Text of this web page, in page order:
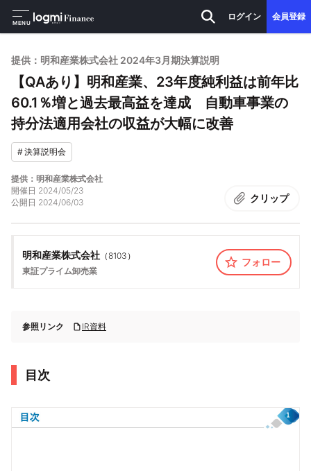
MENU
ログイン 会員登録
提供：明和産業株式会社 2024年3月期決算説明
【QAあり】明和産業、23年度純利益は前年比
60.1％増と過去最高益を達成 自動車事業の
持分法適用会社の収益が大幅に改善
#決算説明会
提供：明和産業株式会社
開催日 2024/05/23
公開日 2024/06/03 クリップ
明和産業株式会社 （8103 ）
東証プライム卸売業
フォロー
参照リンク IR資料
目次